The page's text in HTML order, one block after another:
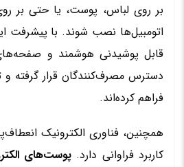
بر روی لباس، پوست، یا حتی بر
اتومبیل‌ها نصب شوند. با پیشرفت
قابل پوشیدنی هوشمند و
دسترس مصرف‌کنندگان قرار گرفته و
فراهم کرده‌اند.
همچنین، فناوری الکترونیک
کاربرد فراوانی دارد. پوست‌های